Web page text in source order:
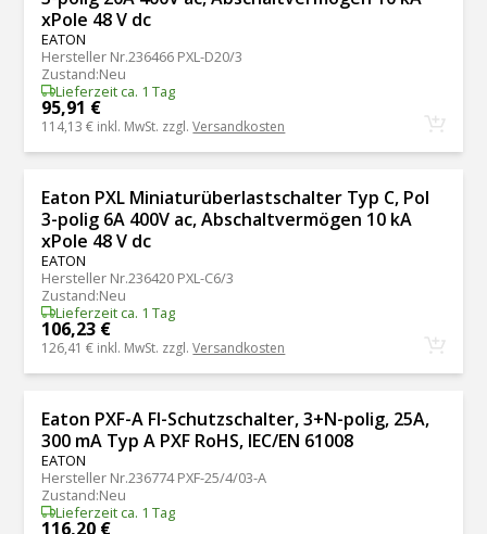
xPole 48 V dc
EATON
Hersteller Nr.236466 PXL-D20/3
Zustand:Neu
Lieferzeit ca. 1 Tag
95,91 €
114,13 € inkl. MwSt. zzgl.Versandkosten
Eaton PXL Miniaturüberlastschalter Typ C, Pol
3-polig 6A 400V ac, Abschaltvermögen 10 kA
xPole 48 V dc
EATON
Hersteller Nr.236420 PXL-C6/3
Zustand:Neu
Lieferzeit ca. 1 Tag
106,23 €
126,41 € inkl. MwSt. zzgl.Versandkosten
Eaton PXF-A FI-Schutzschalter, 3+N-polig, 25A,
300 mA Typ A PXF RoHS, IEC/EN 61008
EATON
Hersteller Nr.236774 PXF-25/4/03-A
Zustand:Neu
Lieferzeit ca. 1 Tag
116,20 €